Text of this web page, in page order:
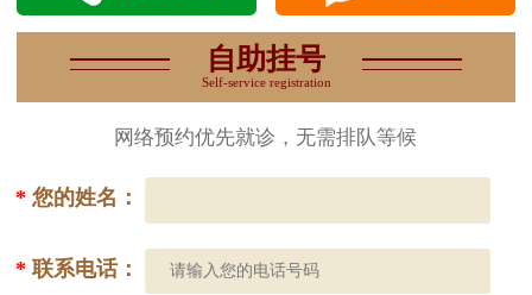
自助挂号
Self-service registration
网络预约优先就诊，无需排队等候
*您的姓名：
*联系电话：